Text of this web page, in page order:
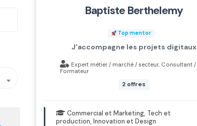
baptiste berthelemy
Top mentor
J'accompagne les projets digitaux
Expert métier / marché / secteur, Consultant /
Formateur
2 offres
Commercial et Marketing, Tech et
production, Innovation et Design